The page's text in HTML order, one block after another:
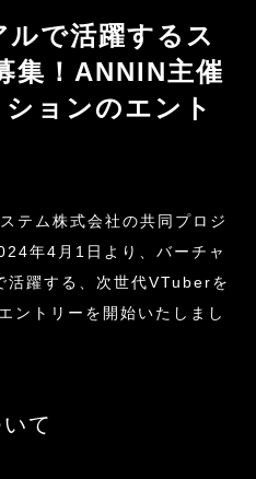
で活躍するス
集！ANNIN主催
ョンのエント
テム株式会社の共同プロジ
年4月1日より、バーチャ
活躍する、次世代VTuberを
ントリーを開始いたしまし
て